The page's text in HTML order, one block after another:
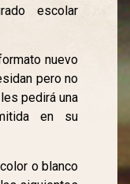
escolar
nuevo
pero no
pedirá una
en su
o blanco